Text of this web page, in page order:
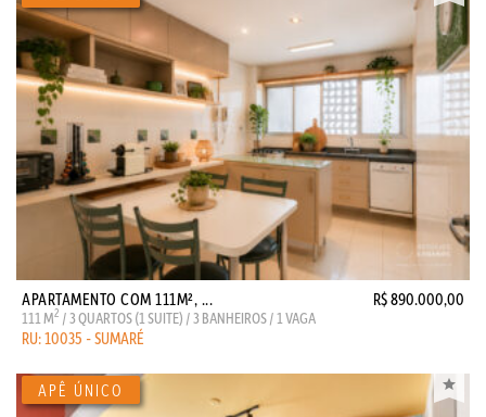
APARTAMENTO COM 111M², ... R$ 890.000,00
111 M2 / 3 QUARTOS (1 SUITE) / 3 BANHEIROS / 1 VAGA
RU: 10035 - SUMARÉ